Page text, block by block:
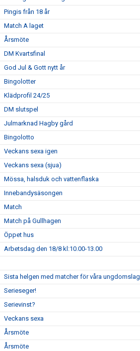
Pingis från 18 år
Match A laget
Årsmöte
DM Kvartsfinal
God Jul & Gott nytt år
Bingolotter
Klädprofil 24/25
DM slutspel
Julmarknad Hagby gård
Bingolotto
Veckans sexa igen
Veckans sexa (sjua)
Mössa, halsduk och vattenflaska
Innebandysäsongen
Match
Match på Gullhagen
Öppet hus
Arbetsdag den 18/8 kl:10.00-13.00
Sista helgen med matcher för våra ungdomslag
Serieseger!
Serievinst?
Veckans sexa
Årsmöte
Årsmöte